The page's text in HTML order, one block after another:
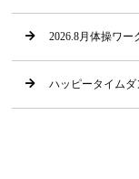
2026.8月体操ワー
ハッピータイムダ